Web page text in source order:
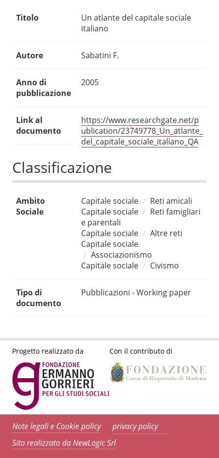
Titolo
Un atlante del capitale sociale
italiano
Autore Sabatini F.
Anno di
pubblicazione
2005
Link al
documento
https://www.researchgate.net/p
ublication/23749778_Un_atlante_
del_capitale_sociale_italiano_QA
Classificazione
Ambito
Sociale
Capitale sociale
Reti amicali
Capitale sociale
Reti famigliari
e parentali
Capitale sociale
Altre reti
Capitale sociale
Associazionismo
Capitale sociale
Civismo
Tipo di
documento
Pubblicazioni - Working paper
Progetto realizzato da Con il contributo di
Note legali e Cookie policy
privacy policy
Sito realizzato da NewLogic Srl